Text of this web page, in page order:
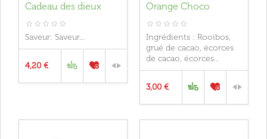
Cadeau des dieux
Saveur: Saveur...
4,20 €
Orange Choco
Ingrédients : Rooibos,
grué de cacao, écorces
de cacao, écorces...
3,00 €